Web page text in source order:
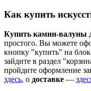
Как купить
Купить камни-валуны
простого. Вы можете
кнопку "купить" на
зайдите в раздел
пройдите оформление
здесь, о доставке —